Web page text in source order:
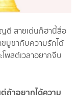
ดี สายเด่นก็ฮานี้สื่อ
บูชากับความรักได้
โพสต์เวลาอยากจีบ
ถ้าอยากได้ความ